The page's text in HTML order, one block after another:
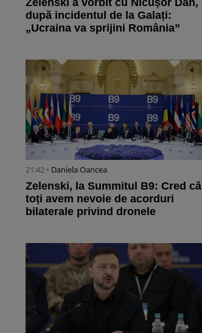
după incidentul de la Galați:
„Ucraina va sprijini România”
21:42 • Daniela Oancea
Zelenski, la Summitul B9: Cred că
toți avem nevoie de acorduri
bilaterale privind dronele